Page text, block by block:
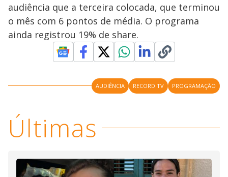
audiência que a terceira colocada, que terminou
o mês com 6 pontos de média. O programa
ainda registrou 19% de share.
AUDIÊNCIA RECORD TV PROGRAMAÇÃO
Últimas